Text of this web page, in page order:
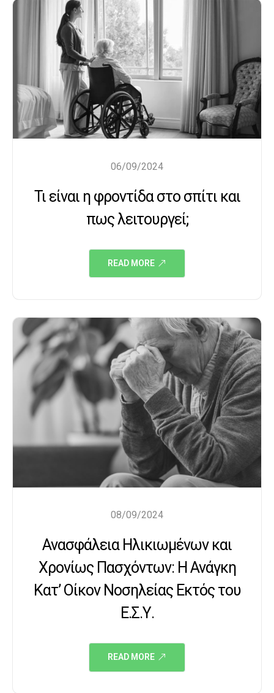
06/09/2024
Τι είναι η φροντίδα στο σπίτι και
πως λειτουργεί;
READ MORE
08/09/2024
Ανασφάλεια Ηλικιωμένων και
Χρονίως Πασχόντων: Η Ανάγκη
Κατ’ Οίκον Νοσηλείας Εκτός του
Ε.Σ.Υ.
READ MORE